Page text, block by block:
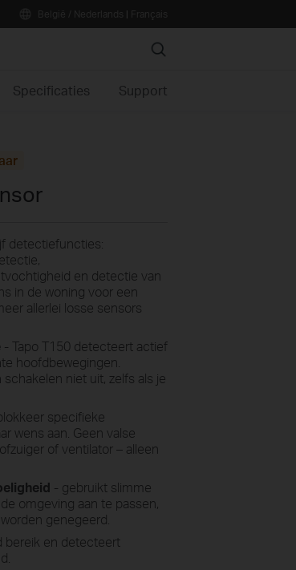
|
Search
Specificaties Support
detectiefuncties:
en detectie van
in de woning voor een
allerlei losse sensors
- Tapo T150 detecteert actief
hoofdbewegingen.
niet uit, zelfs als je
specifieke
wens aan. Geen valse
of ventilator – alleen
- gebruikt slimme
omgeving aan te passen,
genegeerd.
bereik en detecteert